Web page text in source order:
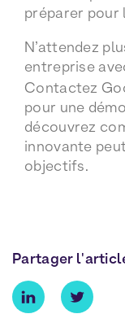
préparer pour
N’attendez
entreprise
Contactez
pour une
découvrez
innovante
objectifs.
Partager